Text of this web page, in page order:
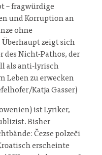
– fragwürdige
und Korruption an
ohne
Überhaupt zeigt sich
des Nicht-Pathos, der
als anti-lyrisch
Leben zu erwecken
Katja Gasser)
ist Lyriker,
Bisher
Čezse polzeči
erscheinte